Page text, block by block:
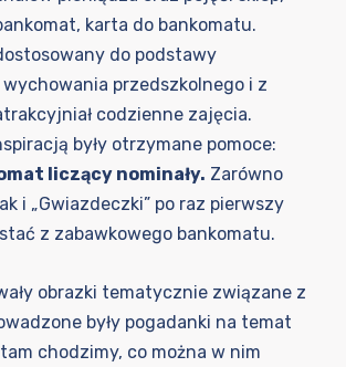
karta do bankomatu.
do podstawy
przedszkolnego i z
codzienne zajęcia.
były otrzymane pomoce:
liczący nominały. Zarówno
i „Gwiazdeczki” po raz pierwszy
z zabawkowego bankomatu.
obrazki tematycznie związane z
były pogadanki na temat
chodzimy, co można w nim